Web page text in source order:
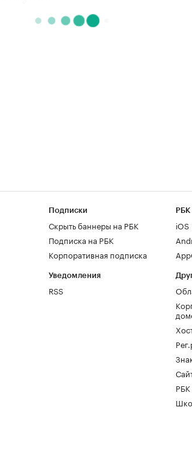
Подписки
Скрыть баннеры на РБК
Подписка на РБК
Корпоративная подписка
Уведомления
RSS
РБК
iOS